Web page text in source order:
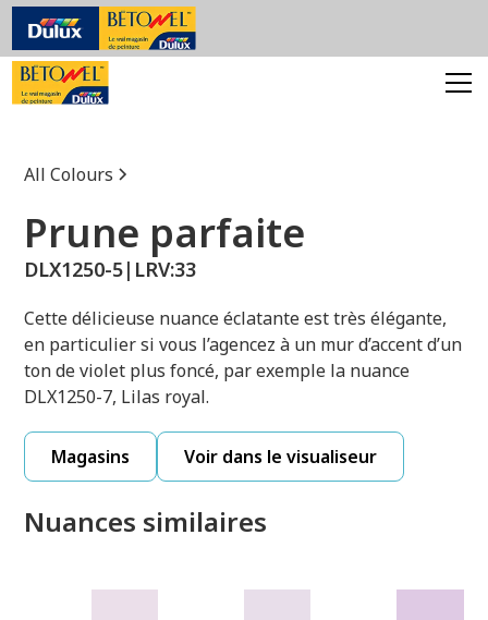
All Colours
Prune parfaite
DLX1250-5| LRV:33
Cette délicieuse nuance éclatante est très élégante,
en particulier si vous l’agencez à un mur d’accent d’un
ton de violet plus foncé, par exemple la nuance
DLX1250-7, Lilas royal.
Magasins Voir dans le visualiseur
Nuances similaires